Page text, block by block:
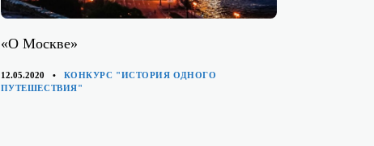
«О Москве»
12.05.2020 КАТЕГОРИИ
КОНКУРС "ИСТОРИЯ ОДНОГО
ПУТЕШЕСТВИЯ"